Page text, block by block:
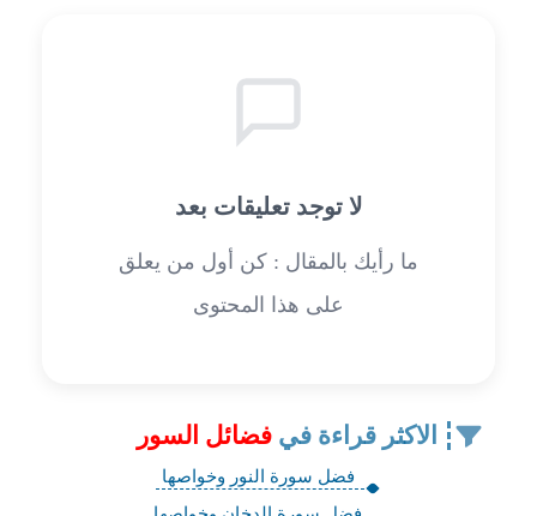
لا توجد تعليقات بعد
ما رأيك بالمقال : كن أول من يعلق
على هذا المحتوى
الاكثر قراءة في فضائل السور
فضل سورة النور وخواصها